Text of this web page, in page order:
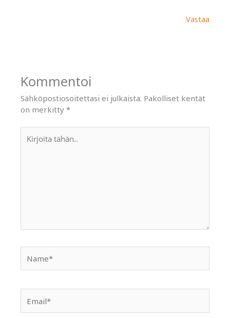
Vastaa
Kommentoi
Sähköpostiosoitettasi ei julkaista. Pakolliset kentät
on merkitty*
tähän..